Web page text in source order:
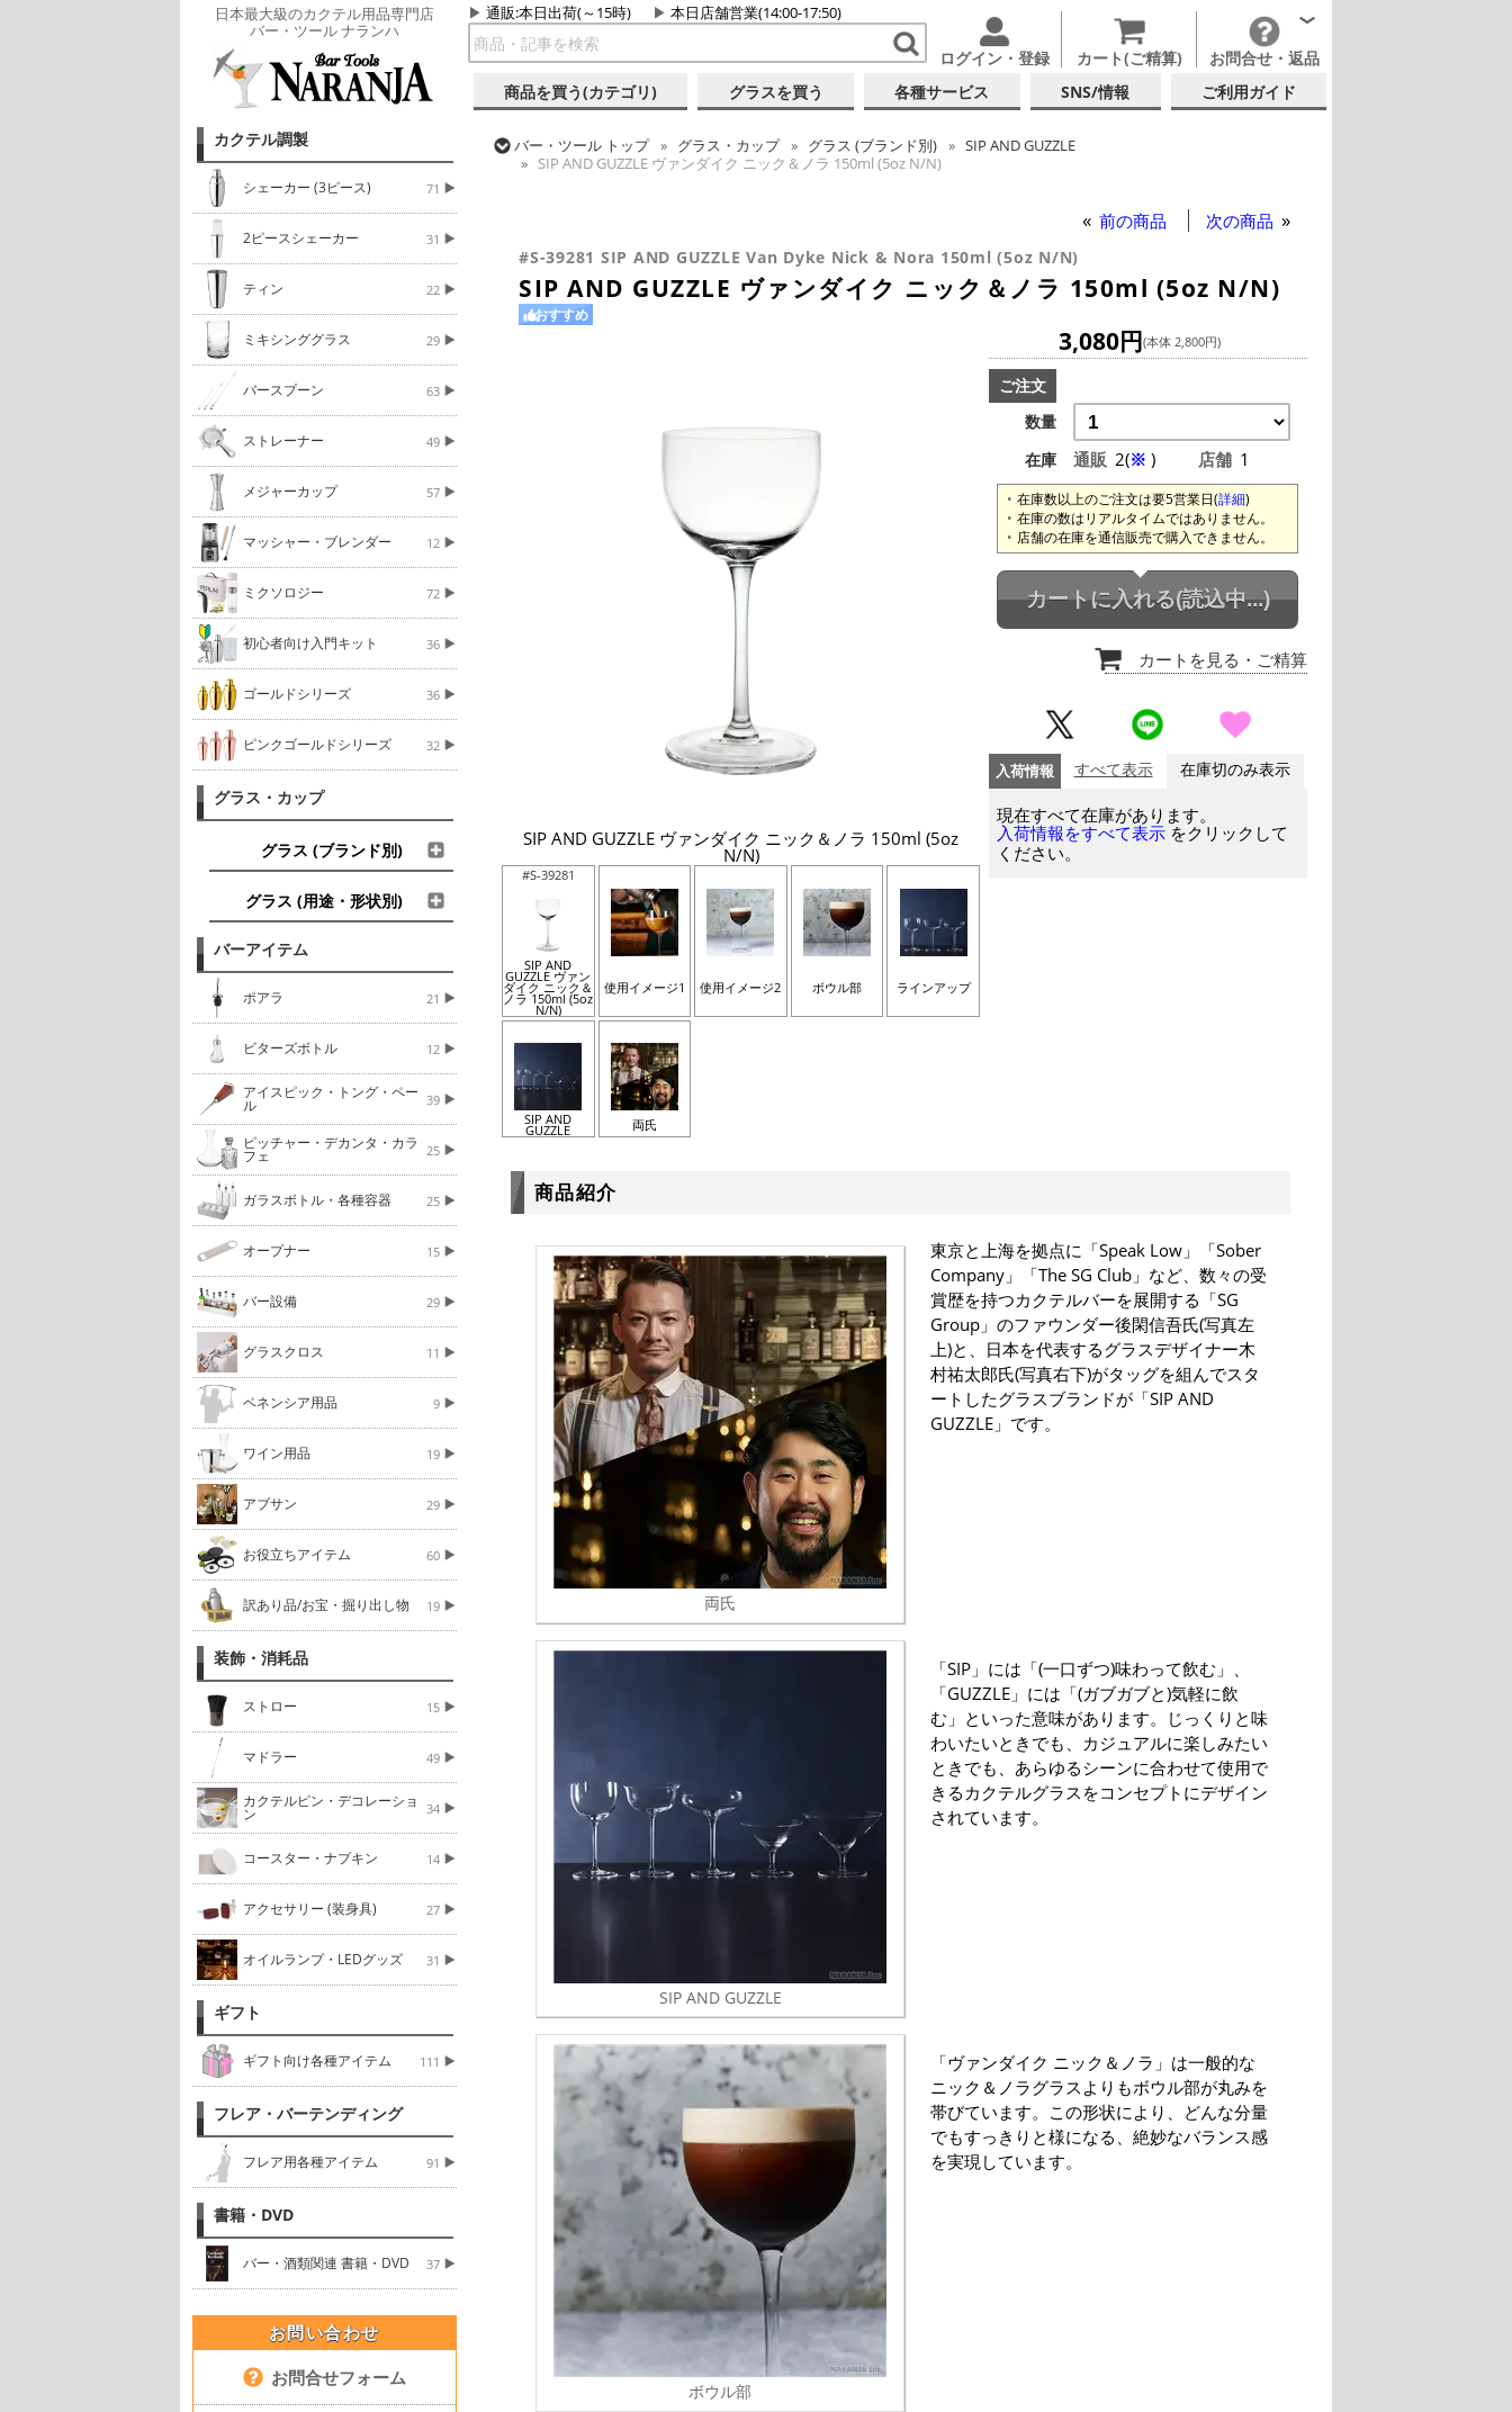
日本最大級のカクテル用品専門店
バー・ツール ナランハ
通販:本日出荷(～15時) 本日店舗営業(14:00-17:50)
ログイン・登録 カート(ご精算) お問合せ・返品
商品を買う(カテゴリ) グラスを買う 各種サービス SNS/情報 ご利用ガイド
カクテル調製
シェーカー (3ピース) 71
2ピースシェーカー 31
ティン 22
ミキシンググラス 29
バースプーン 63
ストレーナー 49
メジャーカップ 57
マッシャー・ブレンダー 12
ミクソロジー 72
初心者向け入門キット 36
ゴールドシリーズ 36
ピンクゴールドシリーズ 32
グラス・カップ
グラス (ブランド別)
グラス (用途・形状別)
バーアイテム
ポアラ 21
ビターズボトル 12
アイスピック・トング・ペー
ル 39
ピッチャー・デカンタ・カラ
フェ 25
ガラスボトル・各種容器 25
オープナー 15
バー設備 29
グラスクロス 11
ベネンシア用品 9
ワイン用品 19
アブサン 29
お役立ちアイテム 60
訳あり品/お宝・掘り出し物 19
装飾・消耗品
ストロー 15
マドラー 49
カクテルピン・デコレーショ
ン 34
コースター・ナプキン 14
アクセサリー (装身具) 27
オイルランプ・LEDグッズ 31
ギフト
ギフト向け各種アイテム 111
フレア・バーテンディング
フレア用各種アイテム 91
書籍・DVD
バー・酒類関連 書籍・DVD 37
お問い合わせ
お問合せフォーム
バー・ツール トップ グラス・カップ グラス (ブランド別)
SIP AND GUZZLE
SIP AND GUZZLE ヴァンダイク ニック＆ノラ 150ml (5oz N/N)
前の商品 次の商品
#S-39281 SIP AND GUZZLE Van Dyke Nick & Nora 150ml (5oz N/N)
SIP AND GUZZLE ヴァンダイク ニック＆ノラ 150ml (5oz N/N)
おすすめ
SIP AND GUZZLE ヴァンダイク ニック＆ノラ 150ml (5oz
N/N)
#S-39281
SIP AND
GUZZLE ヴァン
ダイク ニック＆
ノラ 150ml (5oz
N/N)
使用イメージ1 使用イメージ2 ボウル部 ラインアップ
SIP AND
GUZZLE 両氏
3,080円(本体 2,800円)
ご注文
数量
在庫
通販 2(※ ) 店舗 1
在庫数以上のご注文は要5営業日(詳細)
在庫の数はリアルタイムではありません。
店舗の在庫を通信販売で購入できません。
カートに入れる(読込中...)
カートを見る ・ご精算
入荷情報 すべて表示 在庫切のみ表示
現在すべて在庫があります。
入荷情報をすべて表示 をクリックして
ください。
商品紹介
両氏
東京と上海を拠点に「Speak Low」「Sober
Company」「The SG Club」など、数々の受
賞歴を持つカクテルバーを展開する「SG
Group」のファウンダー後閑信吾氏(写真左
上)と、日本を代表するグラスデザイナー木
村祐太郎氏(写真右下)がタッグを組んでスタ
ートしたグラスブランドが「SIP AND
GUZZLE」です。
SIP AND GUZZLE
「SIP」には「(一口ずつ)味わって飲む」、
「GUZZLE」には「(ガブガブと)気軽に飲
む」といった意味があります。じっくりと味
わいたいときでも、カジュアルに楽しみたい
ときでも、あらゆるシーンに合わせて使用で
きるカクテルグラスをコンセプトにデザイン
されています。
ボウル部
「ヴァンダイク ニック＆ノラ」は一般的な
ニック＆ノラグラスよりもボウル部が丸みを
帯びています。この形状により、どんな分量
でもすっきりと様になる、絶妙なバランス感
を実現しています。